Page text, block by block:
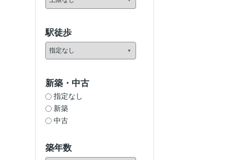
駅徒歩
新築・中古
指定なし
新築
中古
築年数